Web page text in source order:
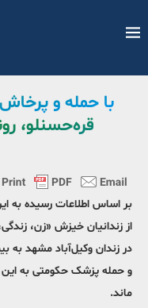
با حمله و
قره‌حسنلو،
بر اساس اطلاعات رسیده به
از زندانیان خیزش «زن،
در زندان وکیل‌آباد مشهد به
و حمله پزشک حکومتی به این
ماند.